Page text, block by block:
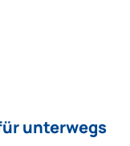
unterwegs